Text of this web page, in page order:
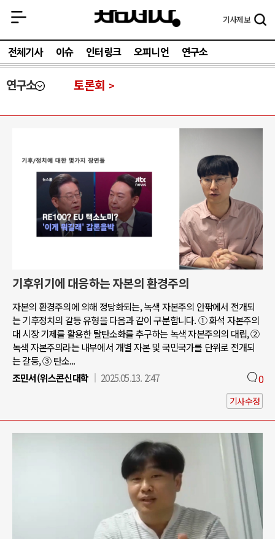
기사제보
전체기사 이슈 인터링크 오피니언 연구소
연구소 토론회
기후위기에 대응하는 자본의 환경주의
자본의 환경주의에 의해 정당화되는, 녹색 자본주의 안팎에서 전개되
는 기후정치의 갈등 유형을 다음과 같이 구분합니다. ① 화석 자본주의
대 시장 기제를 활용한 탈탄소화를 추구하는 녹색 자본주의의 대립, ②
녹색 자본주의라는 내부에서 개별 자본 및 국민국가를 단위로 전개되
는 갈등, ③ 탄소...
조민서(위스콘신대학
2025.05.13. 2:47 0
기사수정